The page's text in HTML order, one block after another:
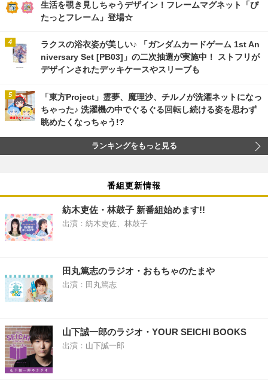
生活を覗き見しちゃうデザイン！フレームマグネット「ぴ
たっとフレーム」登場☆
ラクスの浴衣姿が美しい♪ 「ガンダムカードゲーム 1st An
niversary Set [PB03]」の二次抽選が実施中！ ストフリが
デザインされたデッキケースやスリーブも
「東方Project」霊夢、魔理沙、チルノが洗濯ネットになっ
ちゃった♪ 洗濯機の中でぐるぐる回転し続ける姿を思わず
眺めたくなっちゃう!?
ランキングをもっと見る
番組更新情報
紡木吏佐・林鼓子 新番組始めます!!
出演：紡木吏佐、林鼓子
田丸篤志のラジオ・おもちゃのたまや
出演：田丸篤志
山下誠一郎のラジオ・YOUR SEICHI BOOKS
出演：山下誠一郎